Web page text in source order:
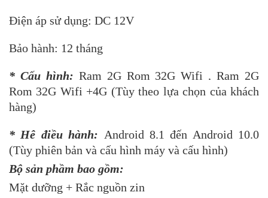
Điện áp sử dụng: DC 12V
Bảo hành: 12 tháng
* Cấu hình: Ram 2G Rom 32G Wifi , Ram 2G
Rom 32G Wifi +4G (Tùy theo lựa chọn của khách
hàng)
* Hệ điều hành: Android 8.1 đến Android 10.0
(Tùy phiên bản và cấu hình máy và cấu hình)
Bộ sản phầm bao gồm:
Mặt dưỡng + Rắc nguồn zin